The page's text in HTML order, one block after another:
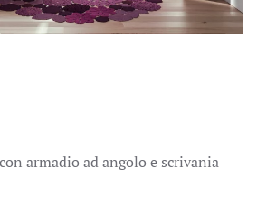
armadio ad angolo e scrivania